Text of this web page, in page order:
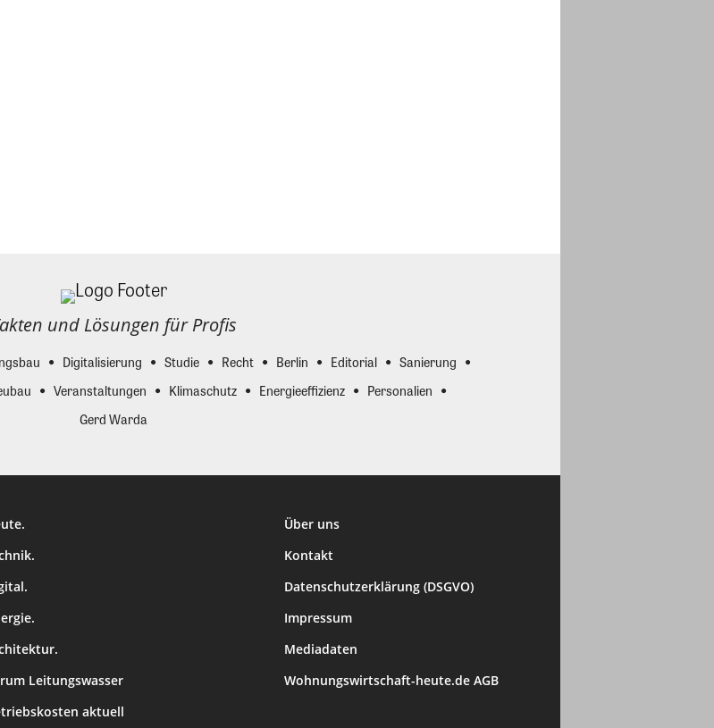
und Lösungen für Profis
Digitalisierung Studie Recht Berlin Editorial
Sanierung
Veranstaltungen Klimaschutz Energieeffizienz
Personalien
Gerd Warda
Leitungswasser
aktuell
Über uns
Kontakt
Datenschutzerklärung (DSGVO)
Impressum
Mediadaten
Wohnungswirtschaft-heute.de AGB